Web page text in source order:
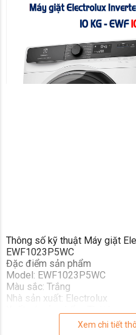
Sản phẩm có bảng
màn hình hiển thị các
Anh Việt để tất cả
kiểm soát, cài đặt các
có trẻ nhỏ, người lớn tuổi.
Thông số kỹ thuật Máy giặt
EWF1023P5WC
Đặc điểm sản phẩm
Model: EWF1023P5WC
Màu sắc: Trắng
Nhà sản xuất: Electrolux
Năm ra mắt : 2024
Thời gian bảo hành: 24 tháng
Xem chi tiết